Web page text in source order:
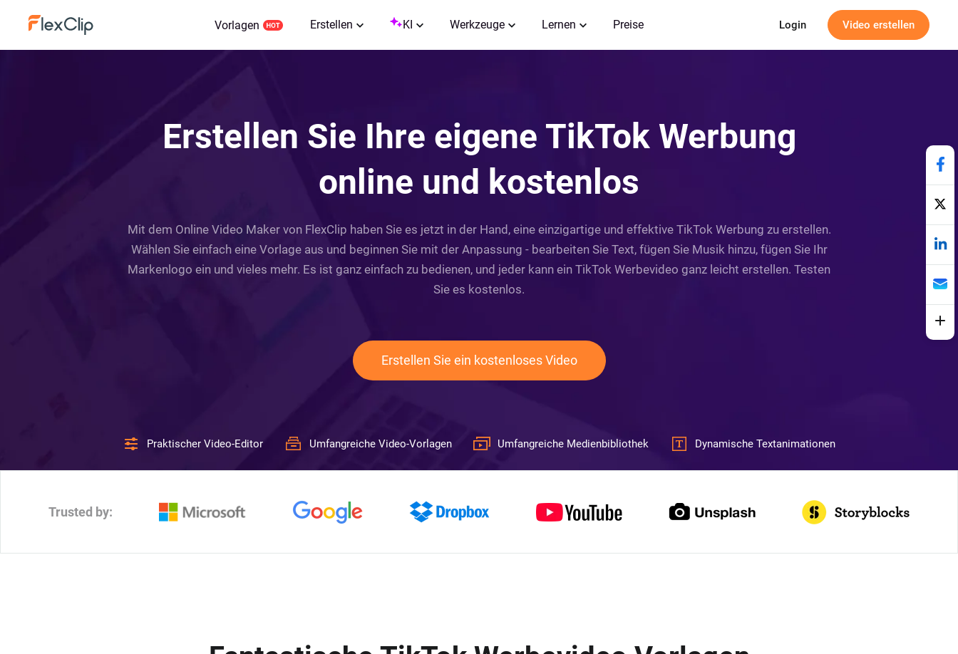
Vorlagen Erstellen KI Werkzeuge Lernen Preise Login Video erstellen
Erstellen Sie Ihre eigene TikTok Werbung
online und kostenlos
Mit dem Online Video Maker von FlexClip haben Sie es jetzt in der Hand, eine einzigartige und effektive TikTok Werbung zu erstellen.
Wählen Sie einfach eine Vorlage aus und beginnen Sie mit der Anpassung - bearbeiten Sie Text, fügen Sie Musik hinzu, fügen Sie Ihr
Markenlogo ein und vieles mehr. Es ist ganz einfach zu bedienen, und jeder kann ein TikTok Werbevideo ganz leicht erstellen. Testen
Sie es kostenlos.
Erstellen Sie ein kostenloses Video
Praktischer Video-Editor Umfangreiche Video-Vorlagen Umfangreiche Medienbibliothek Dynamische Textanimationen
Trusted by: